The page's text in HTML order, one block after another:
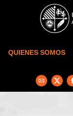
Skip to main content
QUIENES SOMOS